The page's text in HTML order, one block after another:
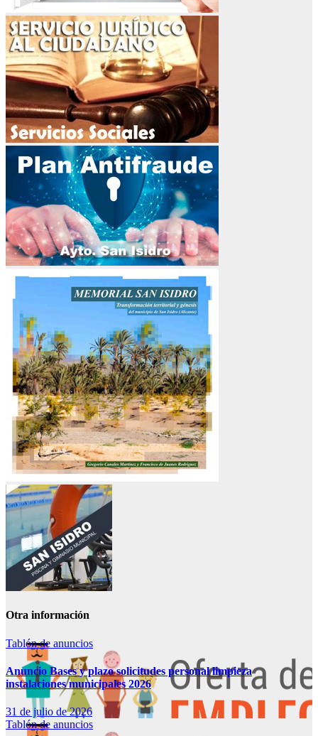
Otra información
Tablón de anuncios
Anuncio Bases y plazo solicitudes personal limpieza
instalaciones municipales 2026
31 de julio de 2026
Tablón de anuncios